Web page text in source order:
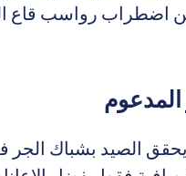
اضطراب رواسب قاع
الصيد بشباك الجر في